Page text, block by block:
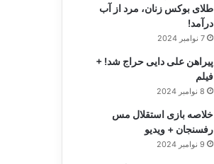
طلای بوکس زنان، مرد از آب
درآمد!
7 نوامبر 2024
پیراهن علی دایی حراج شد! +
فیلم
8 نوامبر 2024
خلاصه بازی استقلال مس
رفسنجان + ویدیو
9 نوامبر 2024